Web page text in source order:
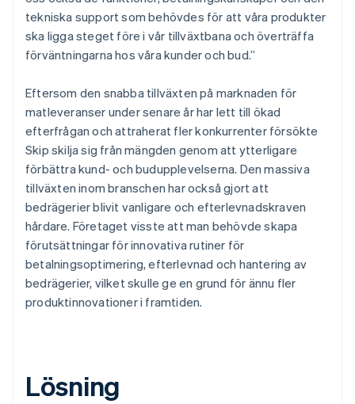
tekniska support som behövdes för att våra produkter
ska ligga steget före i vår tillväxtbana och överträffa
förväntningarna hos våra kunder och bud.”
Eftersom den snabba tillväxten på marknaden för
matleveranser under senare år har lett till ökad
efterfrågan och attraherat fler konkurrenter försökte
Skip skilja sig från mängden genom att ytterligare
förbättra kund- och budupplevelserna. Den massiva
tillväxten inom branschen har också gjort att
bedrägerier blivit vanligare och efterlevnadskraven
hårdare. Företaget visste att man behövde skapa
förutsättningar för innovativa rutiner för
betalningsoptimering, efterlevnad och hantering av
bedrägerier, vilket skulle ge en grund för ännu fler
produktinnovationer i framtiden.
Lösning